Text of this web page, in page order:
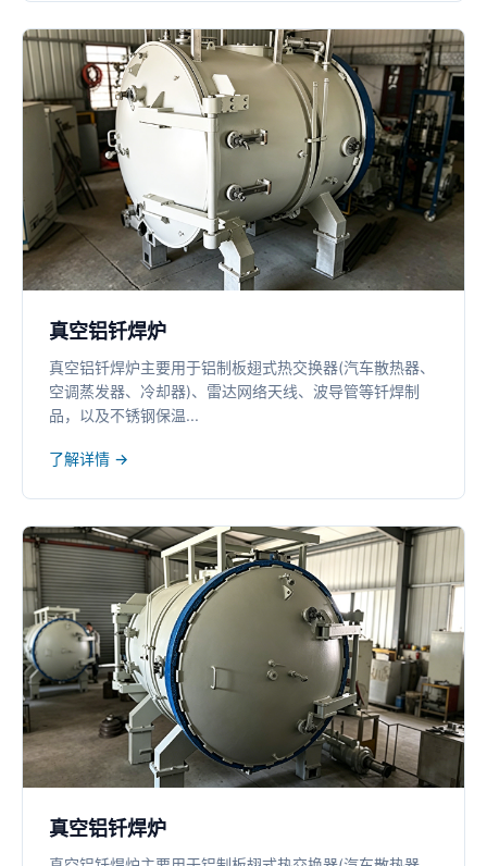
真空铝钎焊炉
真空铝钎焊炉主要用于铝制板翅式热交换器(汽车散热器、
空调蒸发器、冷却器)、雷达网络天线、波导管等钎焊制
品，以及不锈钢保温...
了解详情 →
真空铝钎焊炉